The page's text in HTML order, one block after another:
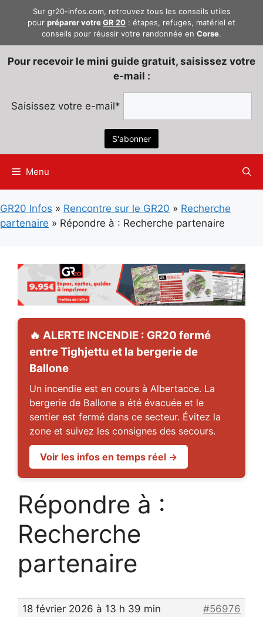
Sur gr20-infos.com, retrouvez tous les conseils utiles
pour préparer votreGR 20 : étapes, refuges, matériel et
conseils pour réussir votre randonnée en Corse.
Pour recevoir le mini guide gratuit, saisissez votre
e-mail :
Saisissez votre e-mail*
Menu
GR20 Infos » Rencontre sur le GR20 » Recherche
partenaire » Répondre à : Recherche partenaire
🔥 ALERTE INCENDIE : GR20 fermé
entre Tighjettu et la bergerie de
Ballone
Un incendie est en cours à Albertacce. La
bergerie de Ballone a été évacuée et le
sentier est fermé dans ce secteur. Évitez la
zone et suivez les consignes des secours.
Voir les infos en temps réel →
Répondre à :
Recherche
partenaire
18 février 2026 à 13 h 39 min
#56976